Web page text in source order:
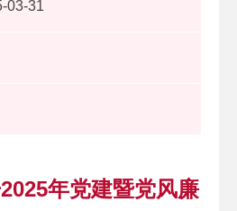
03-31
年党建暨党风廉